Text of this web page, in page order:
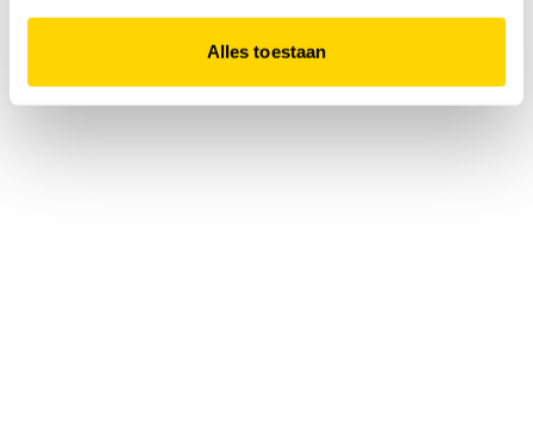
Alles toestaan